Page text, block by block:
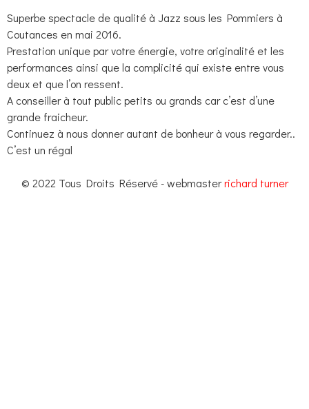
Superbe spectacle de qualité à Jazz sous les Pommiers à
Coutances en mai 2016.
Prestation unique par votre énergie, votre originalité et les
performances ainsi que la complicité qui existe entre vous
deux et que l’on ressent.
A conseiller à tout public petits ou grands car c’est d’une
grande fraicheur.
Continuez à nous donner autant de bonheur à vous regarder..
C’est un régal
© 2022 Tous Droits Réservé - webmasterrichard turner